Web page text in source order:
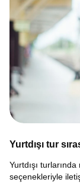
Yurtdışı tur
Yurtdışı
seçenekleriyle